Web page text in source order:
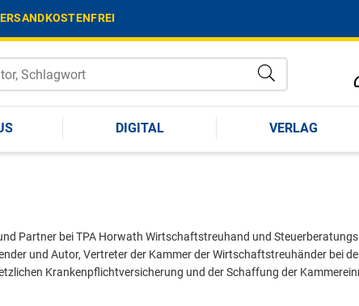
DIGITAL VERLAG
Partner bei TPA Horwath Wirtschaftstreuhand und
und Autor, Vertreter der Kammer der Wirtschaftstreuhänder bei
Krankenpflichtversicherung und der Schaffung der